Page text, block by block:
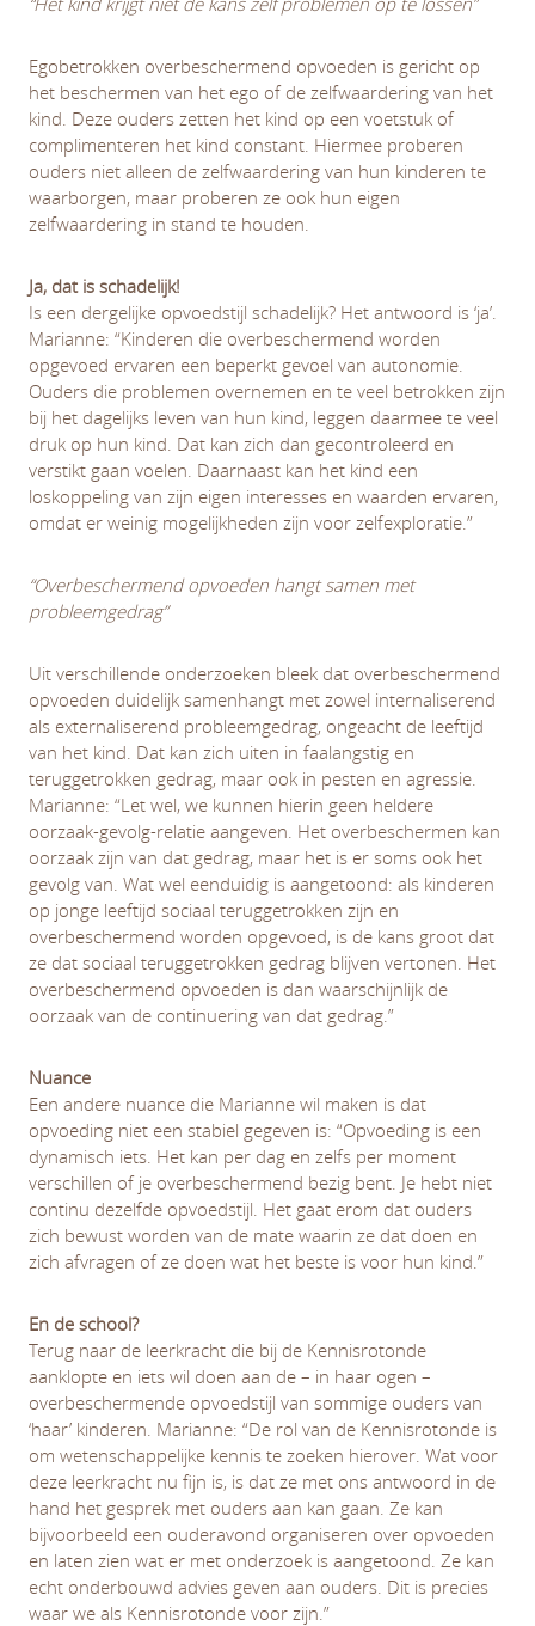
Egobetrokken overbeschermend opvoeden is gericht op
het beschermen van het ego of de zelfwaardering van het
kind. Deze ouders zetten het kind op een voetstuk of
complimenteren het kind constant. Hiermee proberen
ouders niet alleen de zelfwaardering van hun kinderen te
waarborgen, maar proberen ze ook hun eigen
zelfwaardering in stand te houden.
Ja, dat is schadelijk!
Is een dergelijke opvoedstijl schadelijk? Het antwoord is ‘ja’.
Marianne: “Kinderen die overbeschermend worden
opgevoed ervaren een beperkt gevoel van autonomie.
Ouders die problemen overnemen en te veel betrokken zijn
bij het dagelijks leven van hun kind, leggen daarmee te veel
druk op hun kind. Dat kan zich dan gecontroleerd en
verstikt gaan voelen. Daarnaast kan het kind een
loskoppeling van zijn eigen interesses en waarden ervaren,
omdat er weinig mogelijkheden zijn voor zelfexploratie.”
“Overbeschermend opvoeden hangt samen met
probleemgedrag”
Uit verschillende onderzoeken bleek dat overbeschermend
opvoeden duidelijk samenhangt met zowel internaliserend
als externaliserend probleemgedrag, ongeacht de leeftijd
van het kind. Dat kan zich uiten in faalangstig en
teruggetrokken gedrag, maar ook in pesten en agressie.
Marianne: “Let wel, we kunnen hierin geen heldere
oorzaak-gevolg-relatie aangeven. Het overbeschermen kan
oorzaak zijn van dat gedrag, maar het is er soms ook het
gevolg van. Wat wel eenduidig is aangetoond: als kinderen
op jonge leeftijd sociaal teruggetrokken zijn en
overbeschermend worden opgevoed, is de kans groot dat
ze dat sociaal teruggetrokken gedrag blijven vertonen. Het
overbeschermend opvoeden is dan waarschijnlijk de
oorzaak van de continuering van dat gedrag.”
Nuance
Een andere nuance die Marianne wil maken is dat
opvoeding niet een stabiel gegeven is: “Opvoeding is een
dynamisch iets. Het kan per dag en zelfs per moment
verschillen of je overbeschermend bezig bent. Je hebt niet
continu dezelfde opvoedstijl. Het gaat erom dat ouders
zich bewust worden van de mate waarin ze dat doen en
zich afvragen of ze doen wat het beste is voor hun kind.”
En de school?
Terug naar de leerkracht die bij de Kennisrotonde
aanklopte en iets wil doen aan de – in haar ogen –
overbeschermende opvoedstijl van sommige ouders van
‘haar’ kinderen. Marianne: “De rol van de Kennisrotonde is
om wetenschappelijke kennis te zoeken hierover. Wat voor
deze leerkracht nu fijn is, is dat ze met ons antwoord in de
hand het gesprek met ouders aan kan gaan. Ze kan
bijvoorbeeld een ouderavond organiseren over opvoeden
en laten zien wat er met onderzoek is aangetoond. Ze kan
echt onderbouwd advies geven aan ouders. Dit is precies
waar we als Kennisrotonde voor zijn.”